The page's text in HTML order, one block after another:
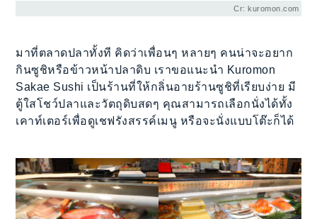
Cr: kuromon.com
มาที่ตลาดปลาทั้งที คิดว่าเพื่อนๆ หลายๆ คนน่าจะอยาก
กินซูชิหรือข้าวหน้าปลาดิบ เราขอแนะนำ Kuromon
Sakae Sushi เป็นร้านที่ให้กลิ่นอายร้านซูชิที่เรียบง่าย มี
ตู้ใสโชว์ปลาและวัตถุดิบสดๆ คุณสามารถเลือกนั่งได้ทั้ง
เคาท์เตอร์เพื่อดูเชฟรังสรรค์เมนู หรือจะนั่งแบบโต๊ะก็ได้